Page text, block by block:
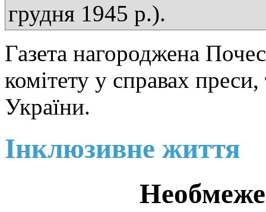
грудня 1945 р.).
Газета нагороджена
комітету у справах
України.
Інклюзивне життя